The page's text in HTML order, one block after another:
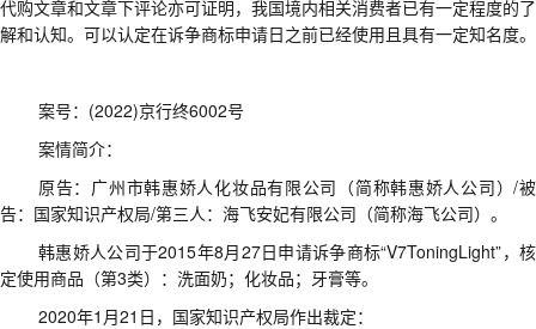
代购文章和文章下评论亦可证明，我国境内相关消费者已有一定程度的了
解和认知。可以认定在诉争商标申请日之前已经使用且具有一定知名度。
案号： (2022)京行终6002号
案情简介：
原告： 广州市韩惠娇人化妆品有限公司（简称韩惠娇人公司）/被
告： 国家知识产权局/第三人： 海飞安妃有限公司 （简称海飞公司）。
韩惠娇人公司于2015年8月27日申请诉争商标“V7ToningLight”，核
定使用商品（第3类）：洗面奶；化妆品；牙膏等。
2020年1 月21 日，国家知识产权局作出裁定：